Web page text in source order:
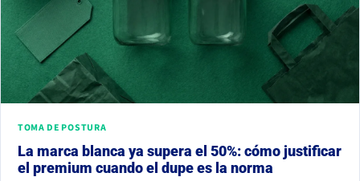
TOMA DE POSTURA
La marca blanca ya supera el 50%: cómo justificar
el premium cuando el dupe es la norma